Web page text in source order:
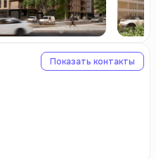
Показать контакты